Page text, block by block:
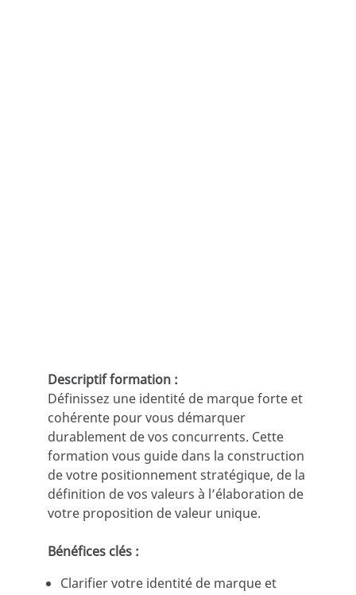
Descriptif formation :
Définissez une identité de marque forte et
cohérente pour vous démarquer
durablement de vos concurrents. Cette
formation vous guide dans la construction
de votre positionnement stratégique, de la
définition de vos valeurs à l’élaboration de
votre proposition de valeur unique.
Bénéfices clés :
Clarifier votre identité de marque et